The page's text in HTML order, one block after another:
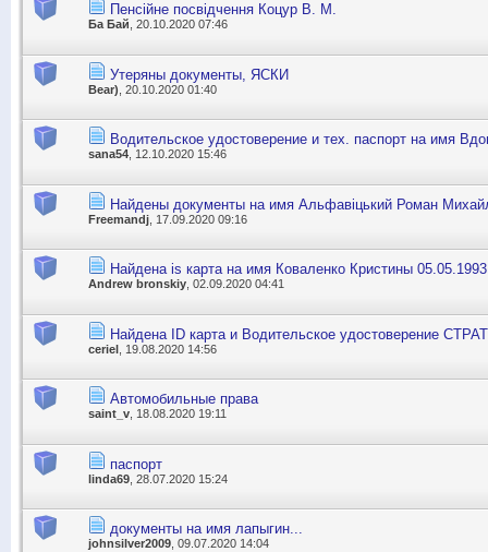
Пенсійне посвідчення Коцур В. М.
Ба Бай, 20.10.2020 07:46
Утеряны документы, ЯСКИ
Bear) , 20.10.2020 01:40
Водительское удостоверение и тех. паспорт на имя
sana54 , 12.10.2020 15:46
Найдены документы на имя Альфавіцький Роман
Freemandj , 17.09.2020 09:16
Найдена is карта на имя Коваленко Кристины 05.05.1993
Andrew bronskiy , 02.09.2020 04:41
Найдена ID карта и Водительское удостоверение
ceriel , 19.08.2020 14:56
Автомобильные права
saint_v , 18.08.2020 19:11
паспорт
linda69 , 28.07.2020 15:24
документы на имя лапыгин...
johnsilver2009 , 09.07.2020 14:04